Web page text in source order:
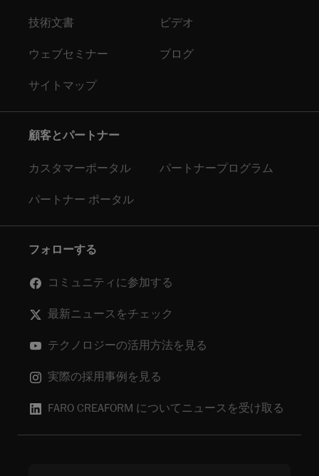
技術文書 ビデオ
ウェブセミナー ブログ
サイトマップ
顧客とパートナー
カスタマーポータル パートナープログラム
パートナー ポータル
フォローする
コミュニティに参加する
最新ニュースをチェック
テクノロジーの活用方法を見る
実際の採用事例を見る
FARO CREAFORM についてニュースを受け取る